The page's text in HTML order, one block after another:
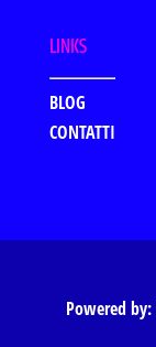
LINKS
BLOG
CONTATTI
Powered by: